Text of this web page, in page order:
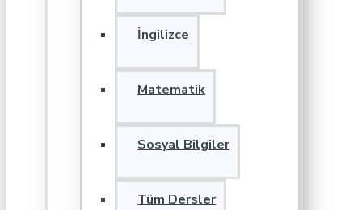
İngilizce
Matematik
Sosyal Bilgiler
Tüm Dersler